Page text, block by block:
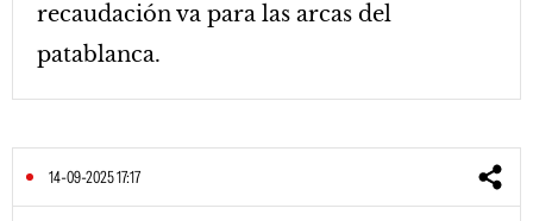
recaudación va para las arcas del
patablanca.
14-09-2025 17:17